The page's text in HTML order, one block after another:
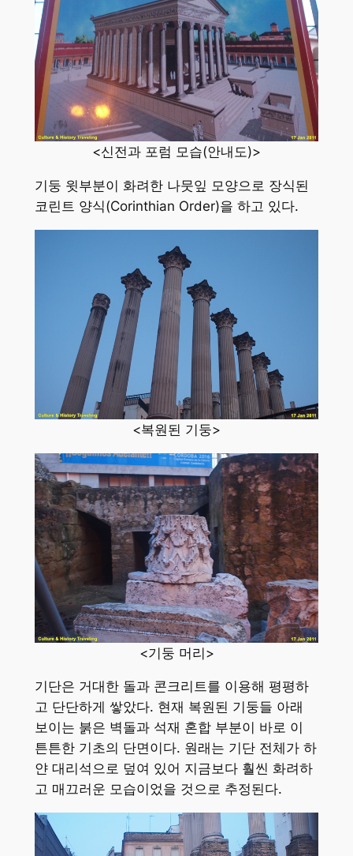
<신전과 포럼 모습(안내도)>
기둥 윗부분이 화려한 나뭇잎 모양으로 장식된
코린트 양식(Corinthian Order)을 하고 있다.
<복원된 기둥>
<기둥 머리>
기단은 거대한 돌과 콘크리트를 이용해 평평하
고 단단하게 쌓았다. 현재 복원된 기둥들 아래
보이는 붉은 벽돌과 석재 혼합 부분이 바로 이
튼튼한 기초의 단면이다. 원래는 기단 전체가 하
얀 대리석으로 덮여 있어 지금보다 훨씬 화려하
고 매끄러운 모습이었을 것으로 추정된다.